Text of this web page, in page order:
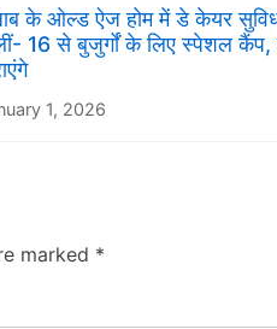
के ओल्ड ऐज होम में डे केयर
16 से बुजुर्गों के लिए स्पेशल
1, 2026
marked *